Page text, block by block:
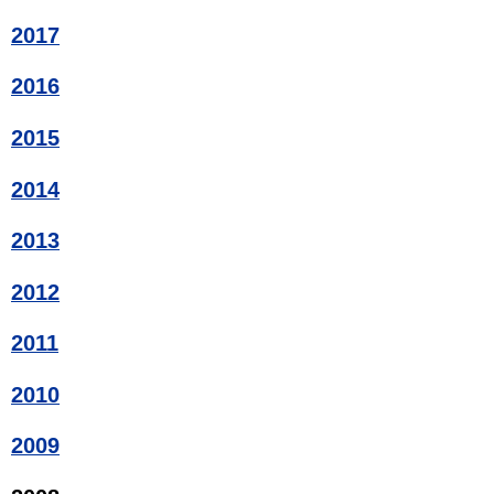
2017
2016
2015
2014
2013
2012
2011
2010
2009